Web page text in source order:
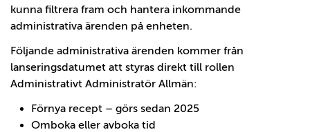
kunna filtrera fram och hantera inkommande
administrativa ärenden på enheten.
Följande administrativa ärenden kommer från
lanseringsdatumet att styras direkt till rollen
Administrativt Administratör Allmän:
Förnya recept – görs sedan 2025
Omboka eller avboka tid